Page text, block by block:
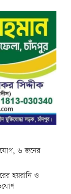
৬ জনের
হয়রানি ও